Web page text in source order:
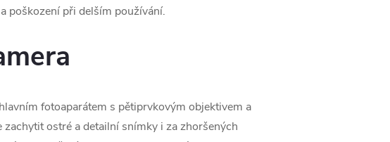
poškození při delším používání.
fotoaparátem s pětiprvkovým objektivem a
ostré a detailní snímky i za zhoršených